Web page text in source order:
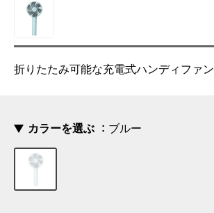
折りたたみ可能な充電式ハンディファン
カラーを選ぶ ブルー